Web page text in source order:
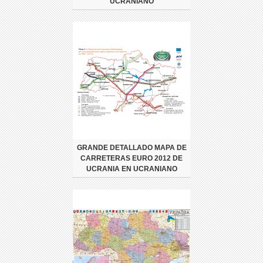
GRANDE DETALLADO MAPA DE
CARRETERAS EURO 2012 DE
UCRANIA EN UCRANIANO